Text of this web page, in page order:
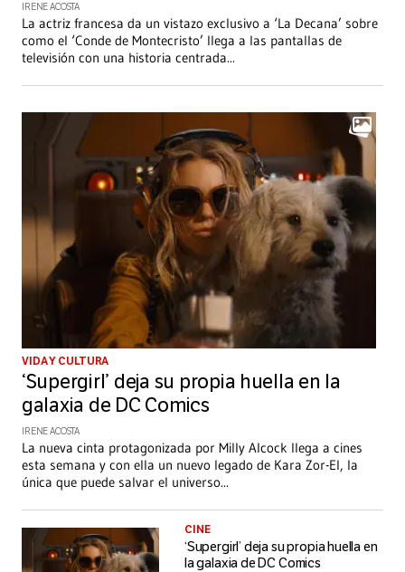
IRENE ACOSTA
La actriz francesa da un vistazo exclusivo a ‘La Decana’ sobre
como el ‘Conde de Montecristo’ llega a las pantallas de
televisión con una historia centrada...
VIDA Y CULTURA
‘Supergirl’ deja su propia huella en la
galaxia de DC Comics
IRENE ACOSTA
La nueva cinta protagonizada por Milly Alcock llega a cines
esta semana y con ella un nuevo legado de Kara Zor-El, la
única que puede salvar el universo...
CINE
‘Supergirl’ deja su propia huella en
la galaxia de DC Comics